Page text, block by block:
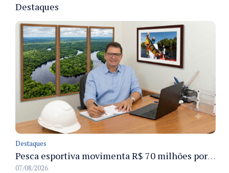
Destaques
Destaques
Pesca esportiva movimenta R$ 70 milhões por ano e ganha espaço na economia sustentável do Amazonas
07/08/2026